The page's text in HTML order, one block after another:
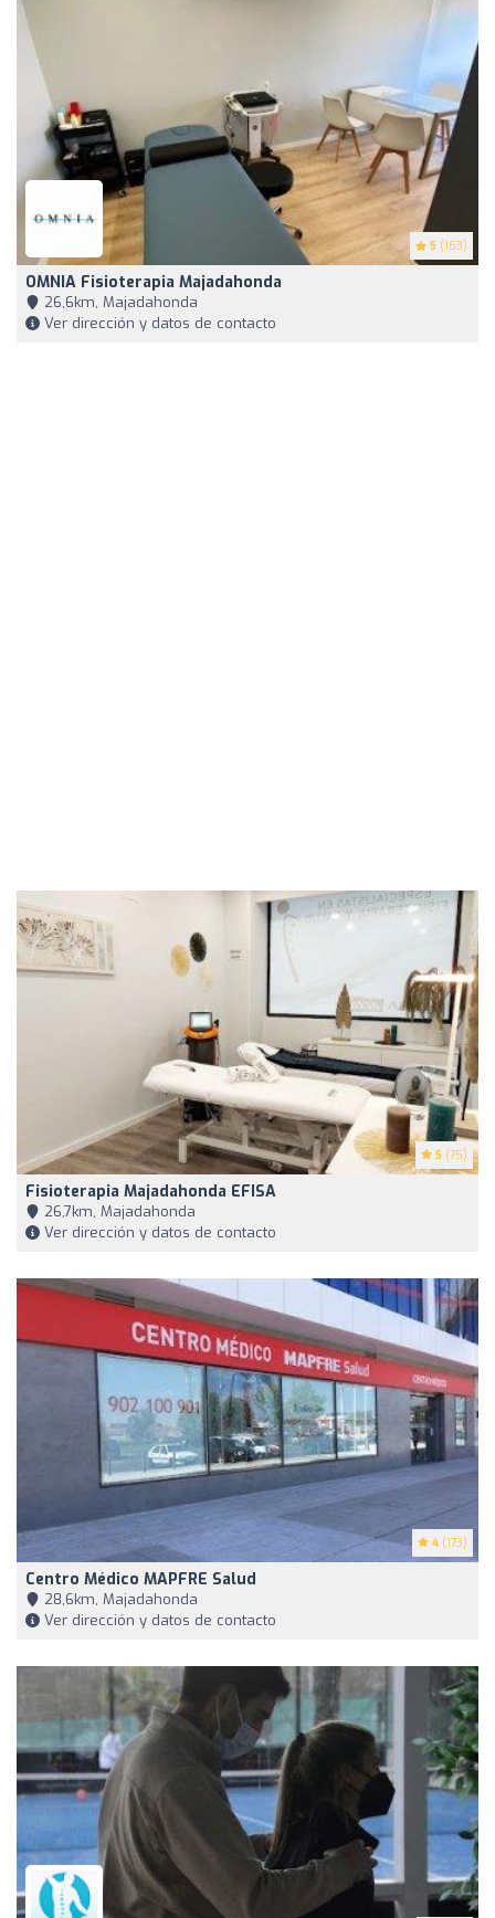
5 (163)
OMNIA Fisioterapia Majadahonda
26,6km, Majadahonda
Ver dirección y datos de contacto
5 (75)
Fisioterapia Majadahonda EFISA
26,7km, Majadahonda
Ver dirección y datos de contacto
4 (173)
Centro Médico MAPFRE Salud
28,6km, Majadahonda
Ver dirección y datos de contacto